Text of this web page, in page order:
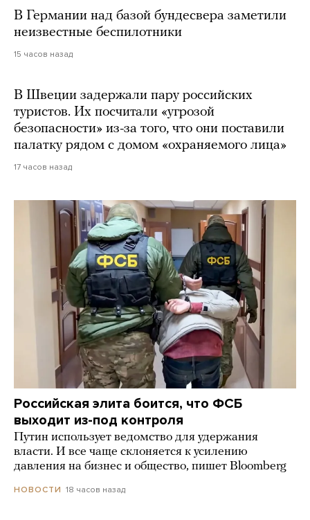
В Германии над базой бундесвера заметили
неизвестные беспилотники
15 часов назад
В Швеции задержали пару российских
туристов. Их посчитали «угрозой
безопасности» из-за того, что они поставили
палатку рядом с домом «охраняемого лица»
17 часов назад
Российская элита боится, что ФСБ
выходит из-под контроля
Путин использует ведомство для удержания
власти. И все чаще склоняется к усилению
давления на бизнес и общество, пишет Bloomberg
НОВОСТИ 18 часов назад